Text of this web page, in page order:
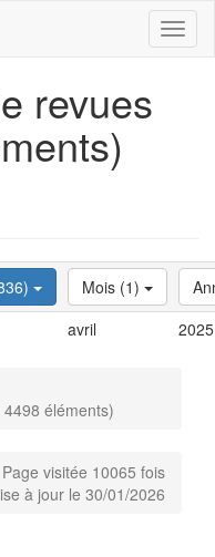
revues
Mois (1)
avril 2025
éléments)
Page visitée 10065 fois
à jour le 30/01/2026